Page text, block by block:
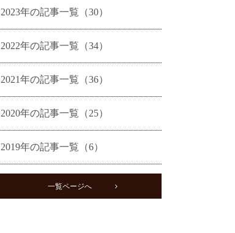
2023年の記事一覧（30）
2022年の記事一覧（34）
2021年の記事一覧（36）
2020年の記事一覧（25）
2019年の記事一覧（6）
一覧ページへ